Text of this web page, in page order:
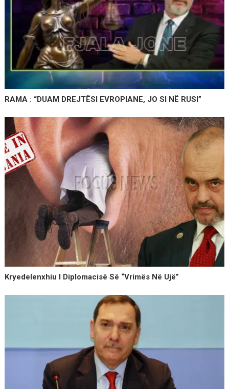
RAMA : “DUAM DREJTËSI EVROPIANE, JO SI NË RUSI”
Kryedelenxhiu I Diplomacisë Së “vrimës Në Ujë”